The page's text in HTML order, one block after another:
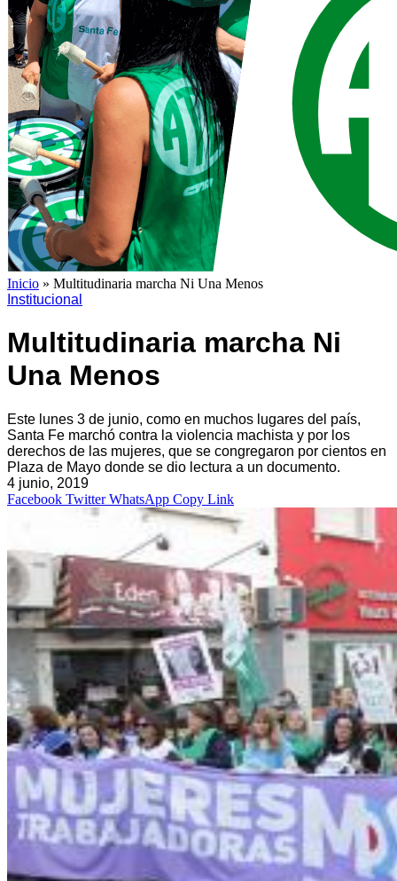
Inicio » Multitudinaria marcha Ni Una Menos
Institucional
Multitudinaria marcha Ni
Una Menos
Este lunes 3 de junio, como en muchos lugares del país,
Santa Fe marchó contra la violencia machista y por los
derechos de las mujeres, que se congregaron por cientos en
Plaza de Mayo donde se dio lectura a un documento.
4 junio, 2019
Facebook Twitter WhatsApp Copy Link